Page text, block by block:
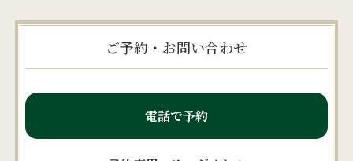
ご予約・お問い合わせ
電話で予約